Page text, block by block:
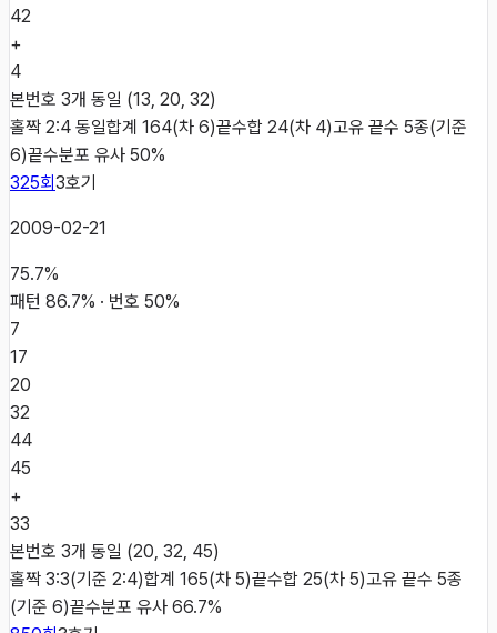
42
+
4
본번호 3개 동일 (13, 20, 32)
홀짝 2:4 동일합계 164(차 6)끝수합 24(차 4)고유 끝수 5종(기준
6)끝수분포 유사 50%
325회3호기
2009-02-21
75.7%
패턴 86.7% · 번호 50%
7
17
20
32
44
45
+
33
본번호 3개 동일 (20, 32, 45)
홀짝 3:3(기준 2:4)합계 165(차 5)끝수합 25(차 5)고유 끝수 5종
(기준 6)끝수분포 유사 66.7%